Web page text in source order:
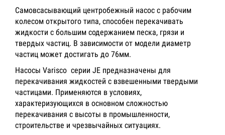
Самовсасывающий центробежный насос с рабочим
колесом открытого типа, способен перекачивать
жидкости с большим содержанием песка, грязи и
твердых частиц. В зависимости от модели диаметр
частиц может достигать до 76мм.
Насосы Varisco серии JE предназначены для
перекачивания жидкостей с взвешенными твердыми
частицами. Применяются в условиях,
характеризующихся в основном сложностью
перекачивания с высоты в промышленности,
строительстве и чрезвычайных ситуациях.